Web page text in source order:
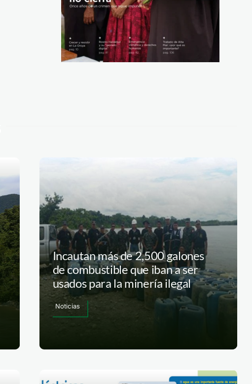
Incautan más de 2,500 galones
de combustible que iban a ser
usados para la minería ilegal
Noticias